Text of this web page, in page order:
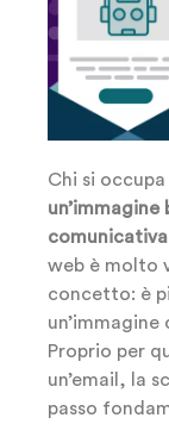
Chi si
web è molto
concetto: è
Proprio per
un’email, la
passo